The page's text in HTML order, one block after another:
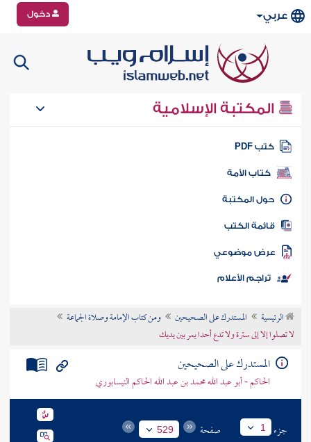
عربي دخول
المكتبة الإسلامية
كتب PDF
كتاب الأمة
المكتبة
الكتب
موضوعي
تراجم الأعلام
الرئيسية المستدرك على الصحيحين
ومن كتاب الإمامة وصلاة الجماعة
لا تصلوا إلا إلى سترة ولا تدع أحدا يمر بين يديك
المستدرك على الصحيحين
الحاكم - أبو عبد الله محمد بن عبد الله الحاكم النيسابوري
جزء 1 صفحة 529